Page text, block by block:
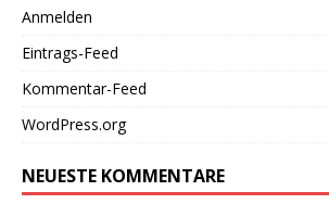
Anmelden
Eintrags-Feed
Kommentar-Feed
WordPress.org
NEUESTE KOMMENTARE